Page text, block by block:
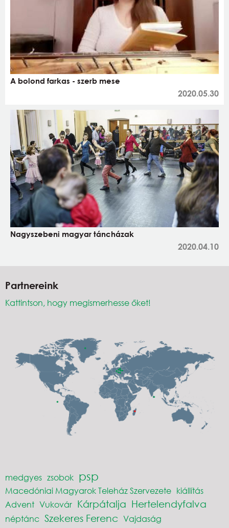
A bolond farkas - szerb mese
2020.05.30
Nagyszebeni magyar táncházak
2020.04.10
Partnereink
Kattintson, hogy megismerhesse őket!
medgyes zsobok psp
Macedóniai Magyarok Teleház Szervezete kiállítás
Advent Vukovár Kárpátalja Hertelendyfalva
néptánc Szekeres Ferenc Vajdaság